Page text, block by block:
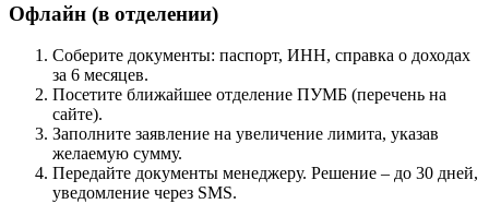
Офлайн (в отделении)
Соберите документы: паспорт, ИНН, справка о доходах
за 6 месяцев.
Посетите ближайшее отделение ПУМБ (перечень на
сайте).
Заполните заявление на увеличение лимита, указав
желаемую сумму.
Передайте документы менеджеру. Решение – до 30 дней,
уведомление через SMS.